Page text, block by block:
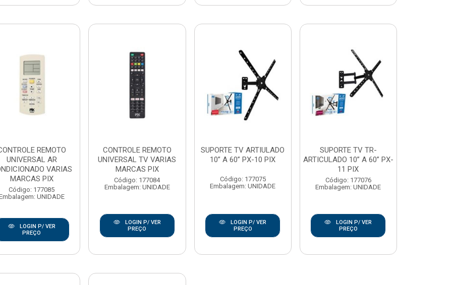
REMOTO
UNIVERSAL AR
VARIAS
MARCAS PIX
Código: 177085
UNIDADE
LOGIN P/ VER
PREÇO
CONTROLE REMOTO
UNIVERSAL TV VARIAS
MARCAS PIX
Código: 177084
Embalagem: UNIDADE
LOGIN P/ VER
PREÇO
SUPORTE TV ARTIULADO
10” A 60” PX-10 PIX
Código: 177075
Embalagem: UNIDADE
LOGIN P/ VER
PREÇO
SUPORTE TV TR-
ARTICULADO 10” A 60” PX-
11 PIX
Código: 177076
Embalagem: UNIDADE
LOGIN P/ VER
PREÇO